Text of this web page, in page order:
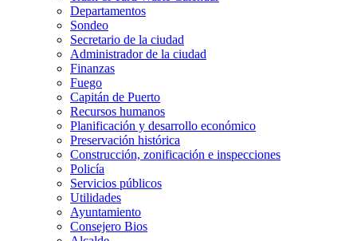
Departamentos
Sondeo
Secretario de la ciudad
Administrador de la ciudad
Finanzas
Fuego
Capitán de Puerto
Recursos humanos
Planificación y desarrollo económico
Preservación histórica
Construcción, zonificación e inspecciones
Policía
Servicios públicos
Utilidades
Ayuntamiento
Consejero Bios